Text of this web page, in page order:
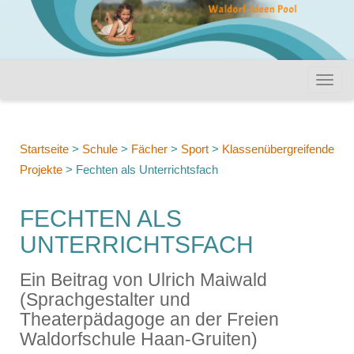
Startseite > Schule > Fächer > Sport > Klassenübergreifende
Projekte > Fechten als Unterrichtsfach
FECHTEN ALS
UNTERRICHTSFACH
Ein Beitrag von Ulrich Maiwald
(Sprachgestalter und
Theaterpädagoge an der Freien
Waldorfschule Haan-Gruiten)